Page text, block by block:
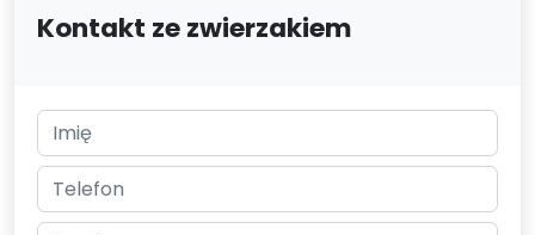
Kontakt ze zwierzakiem